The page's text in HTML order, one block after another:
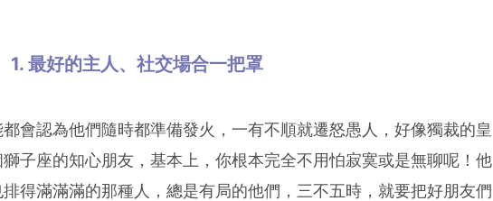
1. 最好的主人、社交場合一把罩
會認為他們隨時都準備發火，一有不順就遷怒愚人，好像獨裁的皇
子座的知心朋友，基本上，你根本完全不用怕寂寞或是無聊呢！他
得滿滿滿的那種人，總是有局的他們，三不五時，就要把好朋友們